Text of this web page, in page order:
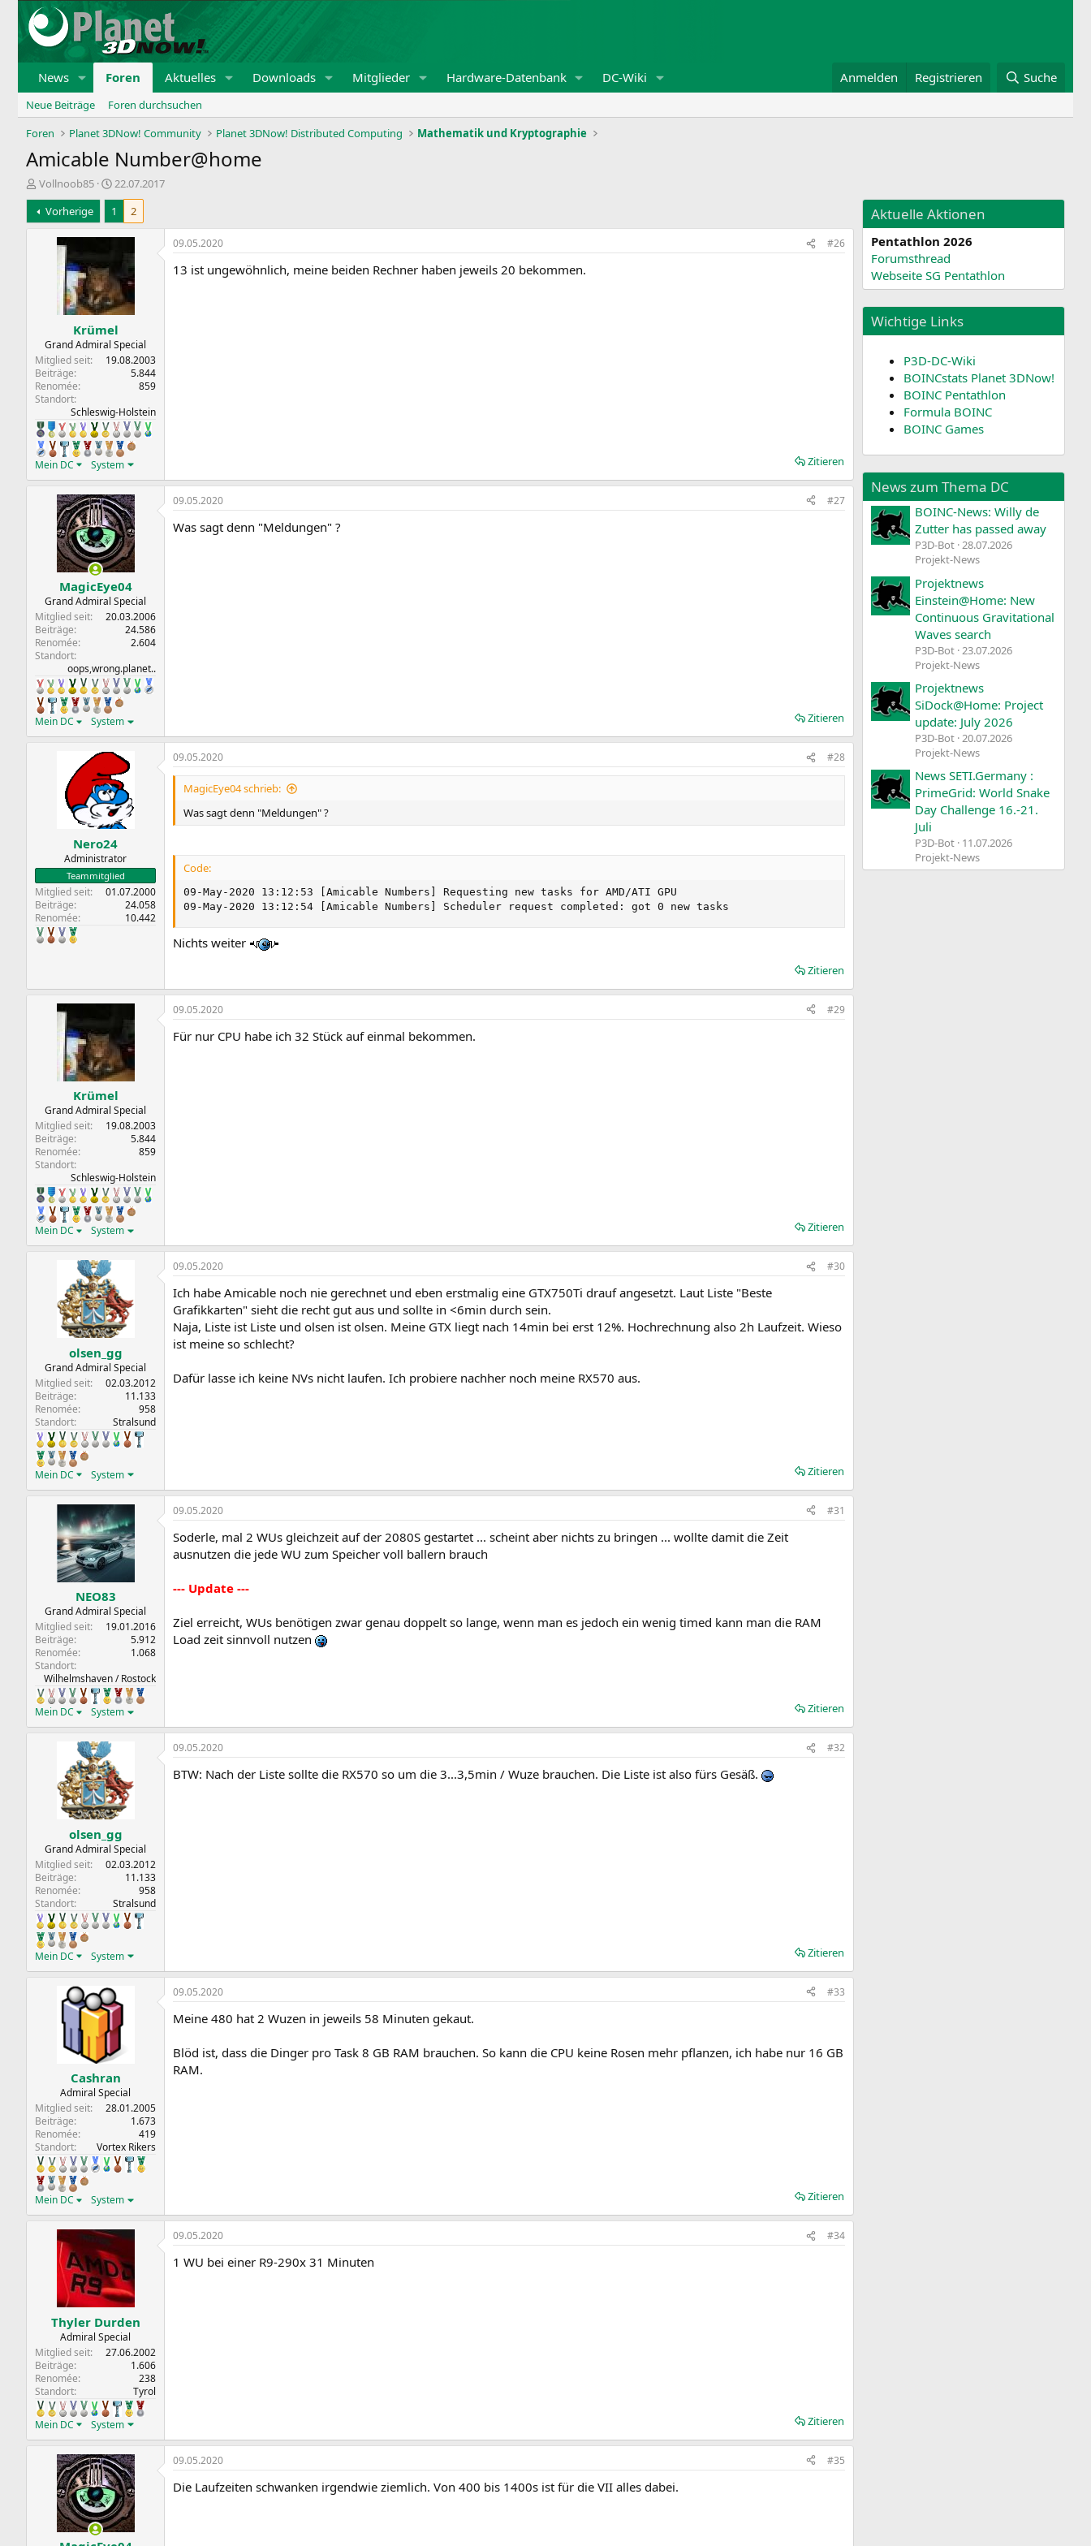
News Foren Aktuelles Downloads Mitglieder Hardware-Datenbank DC-Wiki Anmelden Registrieren Suche
Neue Beiträge
Foren durchsuchen
Foren
Planet 3DNow! Community Planet 3DNow! Distributed Computing Mathematik und Kryptographie
Amicable Number@home
E
r
s
t
Vollnoob85
E
r
s
t
e
t
a
m
22.07.2017
Vorherige
1 2
Krümel
Grand Admiral Special
Mitglied seit
19.08.2003
Beiträge
5.844
Renomée
859
Standort
Schleswig-Holstein
Mein DC System
09.05.2020 #26
13 ist ungewöhnlich, meine beiden Rechner haben jeweils 20 bekommen.
Zitieren
MagicEye04
Grand Admiral Special
Mitglied seit
20.03.2006
Beiträge
24.586
Renomée
2.604
Standort
oops,wrong.planet..
Mein DC System
09.05.2020 #27
Was sagt denn "Meldungen" ?
Zitieren
Nero24
Administrator
Teammitglied
Mitglied seit
01.07.2000
Beiträge
24.058
Renomée
10.442
09.05.2020 #28
MagicEye04 schrieb:
Was sagt denn "Meldungen" ?
Code:
09-May-2020 13:12:53 [Amicable Numbers] Requesting new tasks for AMD/ATI GPU
09-May-2020 13:12:54 [Amicable Numbers] Scheduler request completed: got 0 new tasks
Nichts weiter
Zitieren
Krümel
Grand Admiral Special
Mitglied seit
19.08.2003
Beiträge
5.844
Renomée
859
Standort
Schleswig-Holstein
Mein DC System
09.05.2020 #29
Für nur CPU habe ich 32 Stück auf einmal bekommen.
Zitieren
olsen_gg
Grand Admiral Special
Mitglied seit
02.03.2012
Beiträge
11.133
Renomée
958
Standort
Stralsund
Mein DC System
09.05.2020 #30
Ich habe Amicable noch nie gerechnet und eben erstmalig eine GTX750Ti drauf angesetzt. Laut Liste "Beste
Grafikkarten" sieht die recht gut aus und sollte in <6min durch sein.
Naja, Liste ist Liste und olsen ist olsen. Meine GTX liegt nach 14min bei erst 12%. Hochrechnung also 2h Laufzeit. Wieso
ist meine so schlecht?
Dafür lasse ich keine NVs nicht laufen. Ich probiere nachher noch meine RX570 aus.
Zitieren
NEO83
Grand Admiral Special
Mitglied seit
19.01.2016
Beiträge
5.912
Renomée
1.068
Standort
Wilhelmshaven / Rostock
Mein DC System
09.05.2020 #31
Soderle, mal 2 WUs gleichzeit auf der 2080S gestartet ... scheint aber nichts zu bringen ... wollte damit die Zeit
ausnutzen die jede WU zum Speicher voll ballern brauch
--- Update ---
Ziel erreicht, WUs benötigen zwar genau doppelt so lange, wenn man es jedoch ein wenig timed kann man die RAM
Load zeit sinnvoll nutzen
Zitieren
olsen_gg
Grand Admiral Special
Mitglied seit
02.03.2012
Beiträge
11.133
Renomée
958
Standort
Stralsund
Mein DC System
09.05.2020 #32
BTW: Nach der Liste sollte die RX570 so um die 3...3,5min / Wuze brauchen. Die Liste ist also fürs Gesäß.
Zitieren
Cashran
Admiral Special
Mitglied seit
28.01.2005
Beiträge
1.673
Renomée
419
Standort
Vortex Rikers
Mein DC System
09.05.2020 #33
Meine 480 hat 2 Wuzen in jeweils 58 Minuten gekaut.
Blöd ist, dass die Dinger pro Task 8 GB RAM brauchen. So kann die CPU keine Rosen mehr pflanzen, ich habe nur 16 GB
RAM.
Zitieren
Thyler Durden
Admiral Special
Mitglied seit
27.06.2002
Beiträge
1.606
Renomée
238
Standort
Tyrol
Mein DC System
09.05.2020 #34
1 WU bei einer R9-290x 31 Minuten
Zitieren
09.05.2020 #35
Die Laufzeiten schwanken irgendwie ziemlich. Von 400 bis 1400s ist für die VII alles dabei.
Aktuelle Aktionen
Pentathlon 2026
Forumsthread
Webseite SG Pentathlon
Wichtige Links
P3D-DC-Wiki
BOINCstats Planet 3DNow!
BOINC Pentathlon
Formula BOINC
BOINC Games
News zum Thema DC
BOINC-News: Willy de
Zutter has passed away
P3D-Bot 28.07.2026
Projekt-News
Projektnews
Einstein@Home: New
Continuous Gravitational
Waves search
P3D-Bot 23.07.2026
Projekt-News
Projektnews
SiDock@Home: Project
update: July 2026
P3D-Bot 20.07.2026
Projekt-News
News SETI.Germany :
PrimeGrid: World Snake
Day Challenge 16.-21.
Juli
P3D-Bot 11.07.2026
Projekt-News